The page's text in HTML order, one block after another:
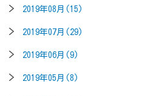
2019年08月(15)
2019年07月(29)
2019年06月(9)
2019年05月(8)